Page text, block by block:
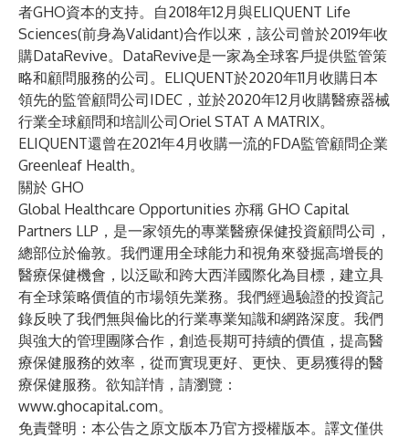
者GHO資本的支持。自2018年12月與ELIQUENT Life
Sciences(前身為Validant)合作以來，該公司曾於2019年收
購DataRevive。DataRevive是一家為全球客戶提供監管策
略和顧問服務的公司。ELIQUENT於2020年11月收購日本
領先的監管顧問公司IDEC，並於2020年12月收購醫療器械
行業全球顧問和培訓公司Oriel STAT A MATRIX。
ELIQUENT還曾在2021年4月收購一流的FDA監管顧問企業
Greenleaf Health。
關於 GHO
Global Healthcare Opportunities 亦稱 GHO Capital
Partners LLP，是一家領先的專業醫療保健投資顧問公司，
總部位於倫敦。我們運用全球能力和視角來發掘高增長的
醫療保健機會，以泛歐和跨大西洋國際化為目標，建立具
有全球策略價值的市場領先業務。我們經過驗證的投資記
錄反映了我們無與倫比的行業專業知識和網路深度。我們
與強大的管理團隊合作，創造長期可持續的價值，提高醫
療保健服務的效率，從而實現更好、更快、更易獲得的醫
療保健服務。欲知詳情，請瀏覽：
www.ghocapital.com。
免責聲明：本公告之原文版本乃官方授權版本。譯文僅供